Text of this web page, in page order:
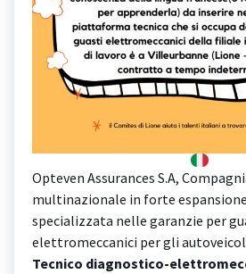
Opteven Assurances S.A,
multinazionale in forte
specializzata nelle garanzie per
elettromeccanici per gli
Tecnico diagnostico-